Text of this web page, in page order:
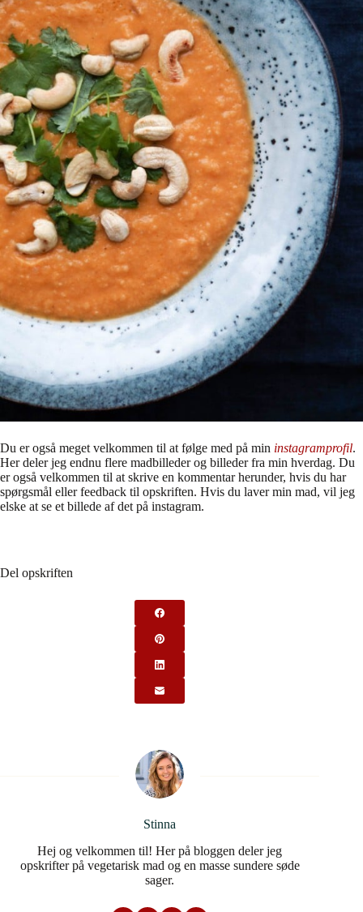
Du er også meget velkommen til at følge med på min instagramprofil.
Her deler jeg endnu flere madbilleder og billeder fra min hverdag. Du
er også velkommen til at skrive en kommentar herunder, hvis du har
spørgsmål eller feedback til opskriften. Hvis du laver min mad, vil jeg
elske at se et billede af det på instagram.
Del opskriften
Stinna
Hej og velkommen til! Her på bloggen deler jeg
opskrifter på vegetarisk mad og en masse sundere søde
sager.